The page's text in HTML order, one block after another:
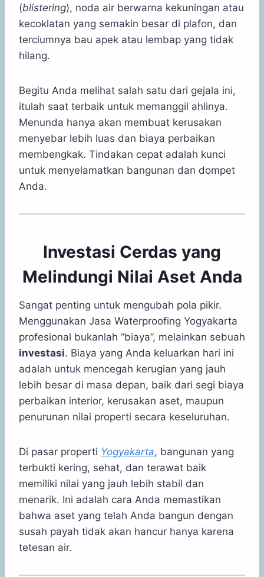
(blistering), noda air berwarna kekuningan atau
kecoklatan yang semakin besar di plafon, dan
terciumnya bau apek atau lembap yang tidak
hilang.
Begitu Anda melihat salah satu dari gejala ini,
itulah saat terbaik untuk memanggil ahlinya.
Menunda hanya akan membuat kerusakan
menyebar lebih luas dan biaya perbaikan
membengkak. Tindakan cepat adalah kunci
untuk menyelamatkan bangunan dan dompet
Anda.
Investasi Cerdas yang
Melindungi Nilai Aset Anda
Sangat penting untuk mengubah pola pikir.
Menggunakan Jasa Waterproofing Yogyakarta
profesional bukanlah “biaya”, melainkan sebuah
investasi. Biaya yang Anda keluarkan hari ini
adalah untuk mencegah kerugian yang jauh
lebih besar di masa depan, baik dari segi biaya
perbaikan interior, kerusakan aset, maupun
penurunan nilai properti secara keseluruhan.
Di pasar properti Yogyakarta, bangunan yang
terbukti kering, sehat, dan terawat baik
memiliki nilai yang jauh lebih stabil dan
menarik. Ini adalah cara Anda memastikan
bahwa aset yang telah Anda bangun dengan
susah payah tidak akan hancur hanya karena
tetesan air.